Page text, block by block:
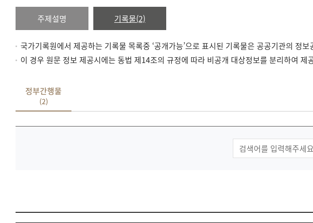
주제설명 기록물(2)
국가기록원에서 제공하는 기록물 목록중 ‘공개가능’으로 표시된 기록물은 공공기관의
이 경우 원문 정보 제공시에는 동법 제14조의 규정에 따라 비공개 대상정보를 분리하여 제
정부간행물
(2)